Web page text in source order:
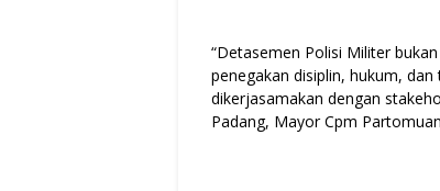
“Detasemen Polisi Militer
penegakan disiplin, hukum,
dikerjasamakan dengan
Padang, Mayor Cpm